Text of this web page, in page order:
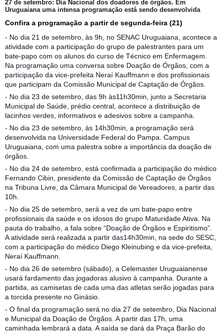
27 de setembro: Dia Nacional dos doadores de órgãos. Em
Uruguaiana uma intensa programação está sendo desenvolvida
Confira a programação a partir de segunda-feira (21)
- No dia 21 de setembro, às 9h, no SENAC Uruguaiana, acontece a
atividade com a participação do grupo de palestrantes para um
bate-papo com os alunos do curso de Técnico em Enfermagem.
Na programação uma conversa sobre Doação de Órgãos, com a
participação da vice-prefeita Neraí Kauffmann e dos profissionais
que participam da Comissão Municipal de Captação de Órgãos.
- No dia 23 de setembro, das 9h às11h30min, junto a Secretaria
Municipal de Saúde, prédio central, acontece a distribuição de
lacinhos verdes, informativos e adesivos sobre a campanha.
- No dia 23 de setembro, às 14h30min, a programação será
desenvolvida na Universidade Federal do Pampa. Campus
Uruguaiana, com uma palestra sobre a importância da doação de
órgãos.
- No dia 24 de setembro, está confirmada a participação do médico
Fernando Cibin, presidente da Comissão de Captação de Órgãos
na Tribuna Livre, da Câmara Municipal de Vereadores, a partir das
10h.
- No dia 25 de setembro, será a vez de um bate-papo entre
profissionais da saúde e os idosos do grupo Maturidade Ativa. Na
pauta do trabalho, a fala sobre “Doação de Órgãos e Espiritismo”.
A atividade será realizada a partir das14h30min, na sede do SESC,
com a participação do médico Diego Kleinubing e da vice-prefeita,
Neraí Kauffmann.
- No dia 26 de setembro (sábado), a Celemaster Uruguaianense
usará fardamento das jogadoras alusivo à campanha. Durante a
partida, as camisetas de cada uma das atletas serão jogadas para
a torcida presente no Ginásio.
- O final da programação será no dia 27 de setembro, Dia Nacional
e Municipal da Doação de Órgãos. A partir das 17h, uma
caminhada lembrará a data. A saída se dará da Praça Barão do